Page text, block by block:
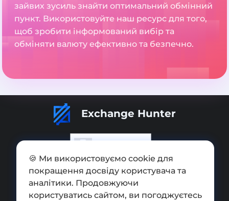
зайвих зусиль знайти оптимальний обмінний
пункт. Використовуйте наш ресурс для того,
щоб зробити інформований вибір та
обміняти валюту ефективно та безпечно.
Exchange Hunter
Додати обмінник
Мапа сайту
🍪 Ми використовуємо cookie для
покращення досвіду користувача та
аналітики. Продовжуючи
користуватись сайтом, ви погоджуєтесь